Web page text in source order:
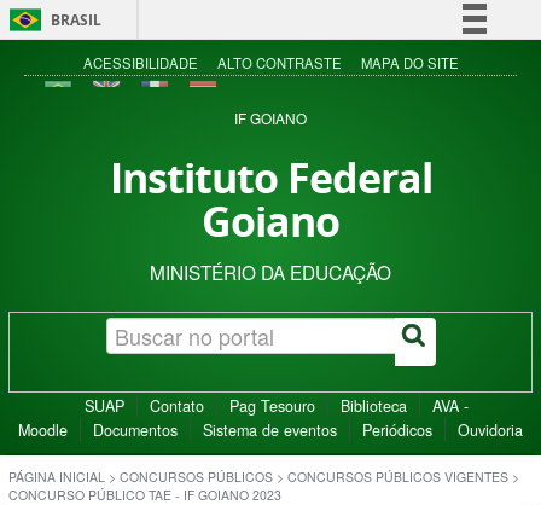
BRASIL
Simplifique!
Acesso à informação
ACESSIBILIDADE ALTO CONTRASTE MAPA DO SITE
IF GOIANO
Instituto Federal
Goiano
MINISTÉRIO DA EDUCAÇÃO
SUAP Contato Pag Tesouro Biblioteca
AVA -
Moodle
Documentos Sistema de eventos Periódicos Ouvidoria
PÁGINA INICIAL > CONCURSOS PÚBLICOS > CONCURSOS PÚBLICOS VIGENTES >
CONCURSO PÚBLICO TAE - IF GOIANO 2023